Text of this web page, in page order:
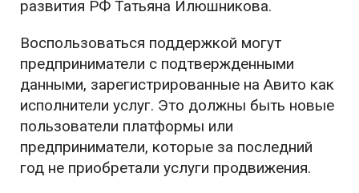
развития РФ Татьяна Илюшникова.
Воспользоваться поддержкой могут
предприниматели с подтвержденными
данными, зарегистрированные на Авито как
исполнители услуг. Это должны быть новые
пользователи платформы или
предприниматели, которые за последний
год не приобретали услуги продвижения.